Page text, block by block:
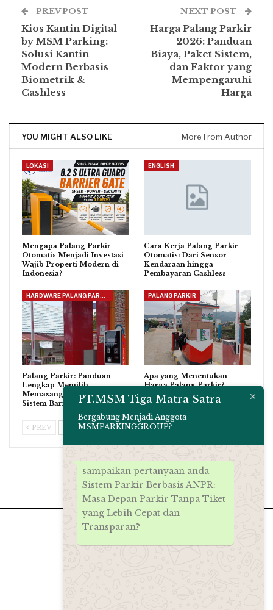
PREV POST
Kios Kantin Digital
by MSM Parking:
Solusi Kantin
Modern Berbasis
Biometrik &
Cashless
NEXT POST
Harga Palang Parkir
2026: Panduan
Biaya, Paket Sistem,
dan Faktor yang
Mempengaruhi
Harga
YOU MIGHT ALSO LIKE More From Author
LOKASI
Mengapa Palang Parkir
Otomatis Menjadi Investasi
Wajib Properti Modern di
Indonesia?
ENGLISH
Cara Kerja Palang Parkir
Otomatis: Dari Sensor
Kendaraan hingga
Pembayaran Cashless
Palang Parkir: Panduan
Lengkap Memilih,
Memasang, dan Merawat
Sistem Barrier Gate…
PALANG PARKIR
Apa yang Menentukan
Harga Palang Parkir?
PREV NEXT
PT.MSM Tiga Matra Satra
Bergabung Menjadi Anggota
MSMPARKINGGROUP?
sampaikan pertanyaan anda
Sistem Parkir Berbasis ANPR:
Masa Depan Parkir Tanpa Tiket
yang Lebih Cepat dan
Transparan?